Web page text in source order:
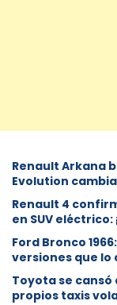
Renault Arkana
Evolution
Renault 4
en SUV eléctrico:
Ford Bronco
versiones que
Toyota se
propios taxis